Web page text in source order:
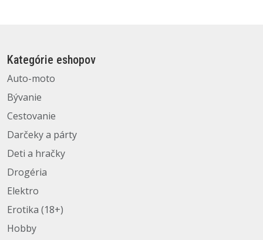
Kategórie eshopov
Auto-moto
Bývanie
Cestovanie
Darčeky a párty
Deti a hračky
Drogéria
Elektro
Erotika (18+)
Hobby